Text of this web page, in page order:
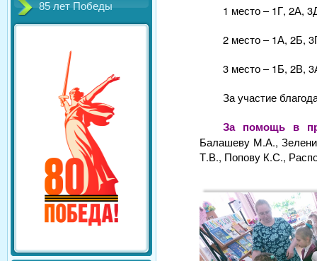
85 лет Победы
1 место – 1Г, 2А,
2 место – 1А, 2Б,
3 место – 1Б, 2В,
За участие
За помощь в
Балашеву М.А.,
Т.В., Попову К.С.,